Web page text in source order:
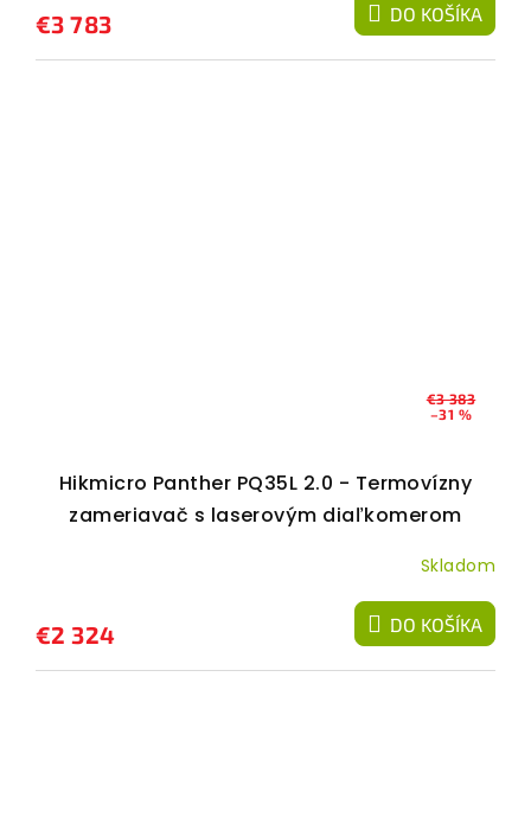
€3 783 DO KOŠÍKA
€3 383
–31 %
Hikmicro Panther PQ35L 2.0 - Termovízny
zameriavač s laserovým diaľkomerom
Skladom
€2 324 DO KOŠÍKA